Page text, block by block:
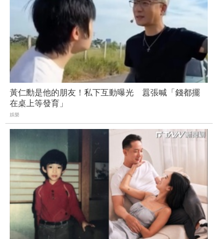
黃仁勳是他的朋友！私下互動曝光 囂張喊「錢都擺
在桌上等發育」
娛樂